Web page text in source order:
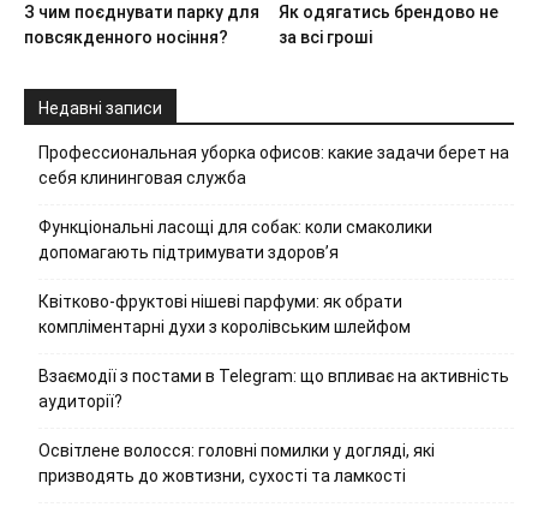
З чим поєднувати парку для
повсякденного носіння?
Як одягатись брендово не
за всі гроші
Недавні записи
Профессиональная уборка офисов: какие задачи берет на
себя клининговая служба
Функціональні ласощі для собак: коли смаколики
допомагають підтримувати здоров’я
Квітково-фруктові нішеві парфуми: як обрати
компліментарні духи з королівським шлейфом
Взаємодії з постами в Telegram: що впливає на активність
аудиторії?
Освітлене волосся: головні помилки у догляді, які
призводять до жовтизни, сухості та ламкості